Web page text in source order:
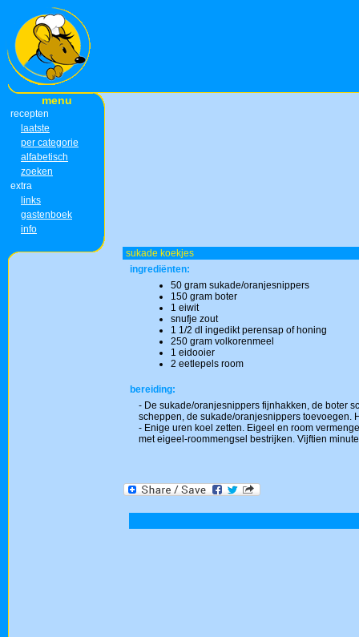
menu
recepten
laatste
per categorie
alfabetisch
zoeken
extra
links
gastenboek
info
sukade koekjes
ingrediënten:
50 gram sukade/oranjesnippers
150 gram boter
1 eiwit
snufje zout
1 1/2 dl ingedikt perensap of honing
250 gram volkorenmeel
1 eidooier
2 eetlepels room
bereiding:
- De sukade/oranjesnippers fijnhakken, de boter
scheppen, de sukade/oranjesnippers toevoegen.
- Enige uren koel zetten. Eigeel en room
met eigeel-roommengsel bestrijken. Vijftien